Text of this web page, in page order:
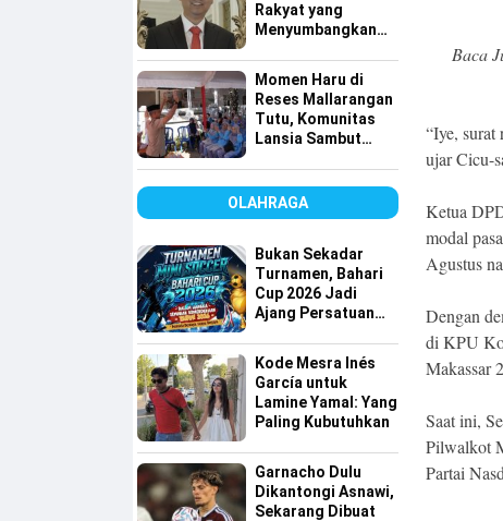
Rakyat yang
Menyumbangkan
Kurang Mampu
Momen Haru di
Reses Mallarangan
Tutu, Komunitas
Lansia Sambut
OLAHRAGA
Bukan Sekadar
Turnamen, Bahari
Cup 2026 Jadi
Ajang Persatuan
Sinjai
Kode Mesra Inés
García untuk
Lamine Yamal: Yang
Paling Kubutuhkan
Garnacho Dulu
Dikantongi Asnawi,
Sekarang Dibuat
Baca
“Iye,
ujar Cicu-
Ketua
modal
Agustus
Dengan
di KPU
Makassar
Saat ini,
Pilwalkot
Partai